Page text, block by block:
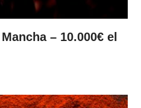
– 10.000€ el